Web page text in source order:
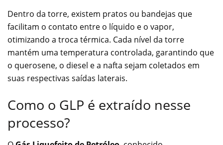
Dentro da torre, existem pratos ou bandejas que
facilitam o contato entre o líquido e o vapor,
otimizando a troca térmica. Cada nível da torre
mantém uma temperatura controlada, garantindo que
o querosene, o diesel e a nafta sejam coletados em
suas respectivas saídas laterais.
Como o GLP é extraído nesse
processo?